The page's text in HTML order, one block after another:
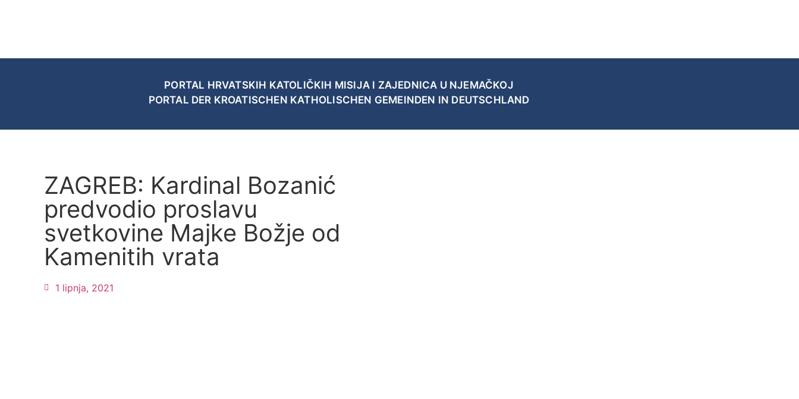
PORTAL HRVATSKIH KATOLIČKIH MISIJA I ZAJEDNICA U NJEMAČKOJ
PORTAL DER KROATISCHEN KATHOLISCHEN GEMEINDEN IN DEUTSCHLAND
ZAGREB: Kardinal Bozanić
predvodio proslavu
svetkovine Majke Božje od
Kamenitih vrata
1 lipnja, 2021